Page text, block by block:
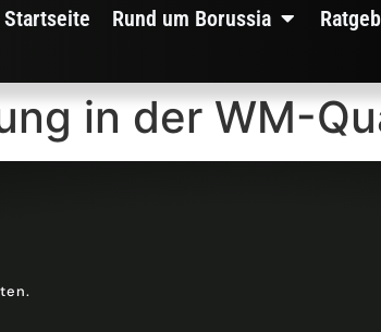
Startseite Rund um Borussia
in der WM-